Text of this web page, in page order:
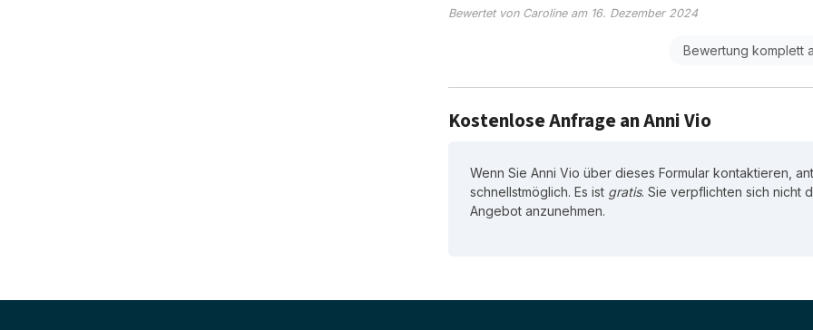
Bewertet von Caroline am 16. Dezember 2024
Bewertung komplett
Kostenlose Anfrage an Anni Vio
Wenn Sie Anni Vio über dieses Formular kontaktieren,
schnellstmöglich. Es ist gratis. Sie verpflichten sich nicht
Angebot anzunehmen.